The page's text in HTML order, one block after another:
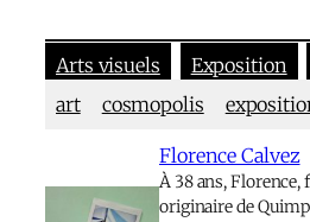
Arts visuels Exposition
art
cosmopolis
Florence Calvez
À 38 ans,
originaire de